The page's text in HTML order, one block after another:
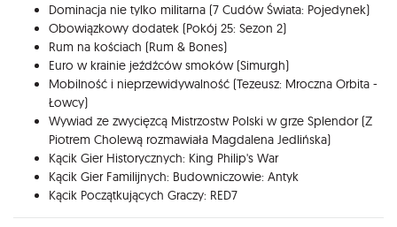
Dominacja nie tylko militarna (7 Cudów Świata: Pojedynek)
Obowiązkowy dodatek (Pokój 25: Sezon 2)
Rum na kościach (Rum & Bones)
Euro w krainie jeźdźców smoków (Simurgh)
Mobilność i nieprzewidywalność (Tezeusz: Mroczna Orbita -
Łowcy)
Wywiad ze zwycięzcą Mistrzostw Polski w grze Splendor (Z
Piotrem Cholewą rozmawiała Magdalena Jedlińska)
Kącik Gier Historycznych: King Philip's War
Kącik Gier Familijnych: Budowniczowie: Antyk
Kącik Początkujących Graczy: RED7